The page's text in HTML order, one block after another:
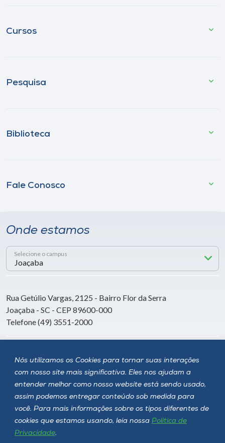
Nós utilizamos os Cookies para tornar suas interações
com nosso site mais significativa. Eles nos ajudam a
entender melhor como nosso website está sendo usado,
assim podemos entregar conteúdo sob medida para
você. Para mais informações sobre os tipos diferentes de
cookies que estamos usando, leia nossa Política de
Privacidade.
Cursos
Pesquisa
Biblioteca
Fale Conosco
Onde estamos
Selecione o campus
Rua Getúlio Vargas, 2125 - Bairro Flor da Serra
Joaçaba - SC - CEP 89600-000
Telefone (49) 3551-2000
Siga a Unoesc